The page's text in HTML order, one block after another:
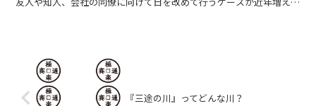
『三途の川』ってどんな川？